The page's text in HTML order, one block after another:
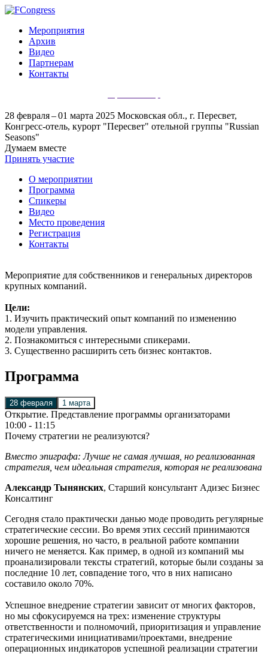
Мероприятия
Архив
Видео
Партнерам
Контакты
28 февраля – 01 марта 2025 Московская обл., г. Пересвет,
Конгресс-отель, курорт "Пересвет" отельной группы "Russian
Seasons"
Думаем вместе
Принять участие
О мероприятии
Программа
Спикеры
Видео
Место проведения
Регистрация
Контакты
Мероприятие для собственников и генеральных директоров
крупных компаний.
Цели:
1. Изучить практический опыт компаний по изменению
модели управления.
2. Познакомиться с интересными спикерами.
3. Существенно расширить сеть бизнес контактов.
Программа
28 февраля 1 марта
Открытие. Представление программы организаторами
10:00 - 11:15
Почему стратегии не реализуются?
Вместо эпиграфа: Лучше не самая лучшая, но реализованная
стратегия, чем идеальная стратегия, которая не реализована
Александр Тынянских, Старший консультант Адизес Бизнес
Консалтинг
Сегодня стало практически данью моде проводить регулярные
стратегические сессии. Во время этих сессий принимаются
хорошие решения, но часто, в реальной работе компании
ничего не меняется. Как пример, в одной из компаний мы
проанализировали тексты стратегий, которые были созданы за
последние 10 лет, совпадение того, что в них написано
составило около 70%.
Успешное внедрение стратегии зависит от многих факторов,
но мы сфокусируемся на трех: изменение структуры
ответственности и полномочий, приоритизация и управление
стратегическими инициативами/проектами, внедрение
операционных индикаторов успешной реализации стратегии